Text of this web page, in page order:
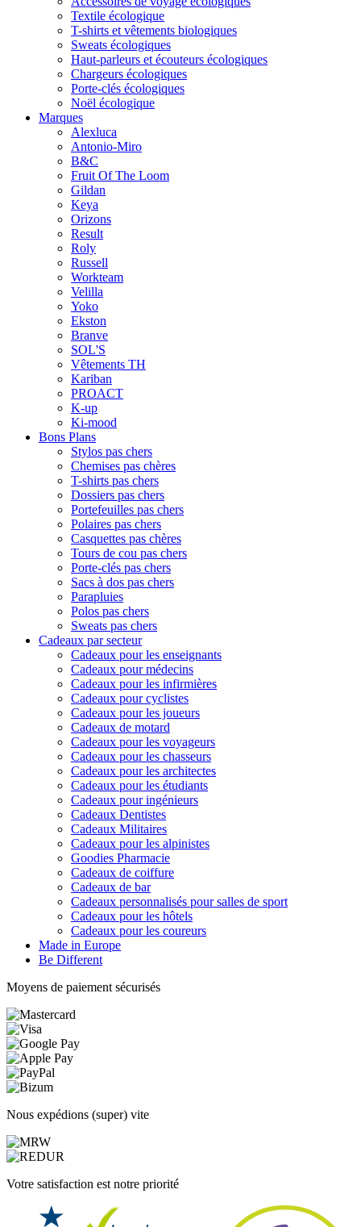
Textile écologique
T-shirts et vêtements biologiques
Sweats écologiques
Haut-parleurs et écouteurs écologiques
Chargeurs écologiques
Porte-clés écologiques
Noël écologique
Marques
Alexluca
Antonio-Miro
B&C
Fruit Of The Loom
Gildan
Keya
Orizons
Result
Roly
Russell
Workteam
Velilla
Yoko
Ekston
Branve
SOL'S
Vêtements TH
Kariban
PROACT
K-up
Ki-mood
Bons Plans
Stylos pas chers
Chemises pas chères
T-shirts pas chers
Dossiers pas chers
Portefeuilles pas chers
Polaires pas chers
Casquettes pas chères
Tours de cou pas chers
Porte-clés pas chers
Sacs à dos pas chers
Parapluies
Polos pas chers
Sweats pas chers
Cadeaux par secteur
Cadeaux pour les enseignants
Cadeaux pour médecins
Cadeaux pour les infirmières
Cadeaux pour cyclistes
Cadeaux pour les joueurs
Cadeaux de motard
Cadeaux pour les voyageurs
Cadeaux pour les chasseurs
Cadeaux pour les architectes
Cadeaux pour les étudiants
Cadeaux pour ingénieurs
Cadeaux Dentistes
Cadeaux Militaires
Cadeaux pour les alpinistes
Goodies Pharmacie
Cadeaux de coiffure
Cadeaux de bar
Cadeaux personnalisés pour salles de sport
Cadeaux pour les hôtels
Cadeaux pour les coureurs
Made in Europe
Be Different
Moyens de paiement sécurisés
Nous expédions (super) vite
Votre satisfaction est notre priorité